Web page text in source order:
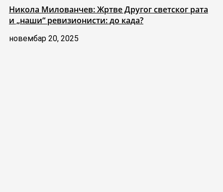
Никола Милованчев: Жртве Другог светског рата
и „наши“ ревизионисти: до када?
новембар 20, 2025